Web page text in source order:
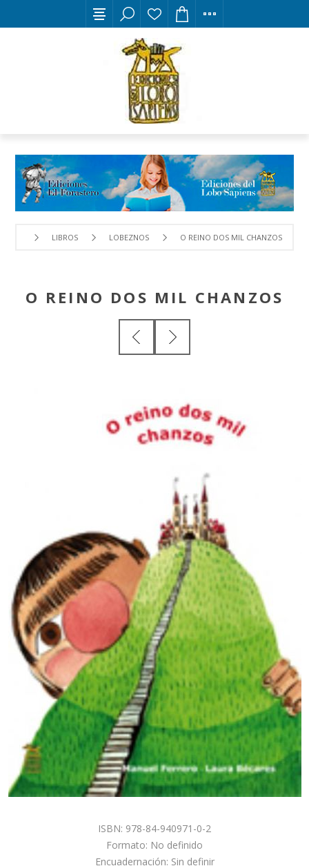
LIBROS LOBEZNOS O REINO DOS MIL CHANZOS
O REINO DOS MIL CHANZOS
ISBN: 978-84-940971-0-2
Formato: No definido
Encuadernación: Sin definir